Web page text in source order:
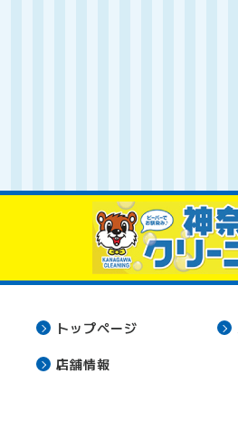
トップページ
店舗情報